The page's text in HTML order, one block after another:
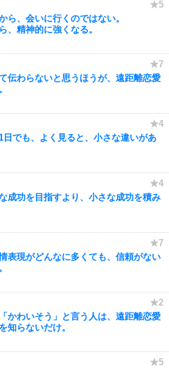
ら、会いに行くのではない。
、精神的に強くなる。
伝わらないと思うほうが、遠距離恋愛
日でも、よく見ると、小さな違いがあ
成功を目指すより、小さな成功を積み
表現がどんなに多くても、信頼がない
かわいそう」と言う人は、遠距離恋愛
知らないだけ。